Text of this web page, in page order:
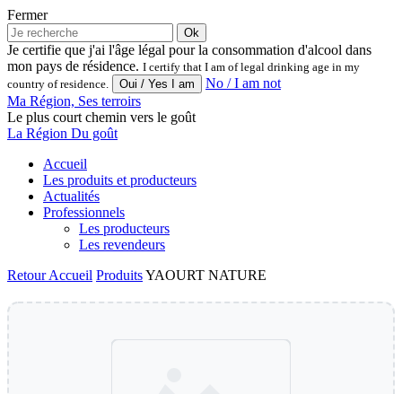
Fermer
Ok
Je certifie que j'ai l'âge légal pour la consommation d'alcool dans
mon pays de résidence. I certify that I am of legal drinking age in my
country of residence.
No / I am not
Ma Région, Ses terroirs
Le plus court chemin vers le goût
La Région Du goût
Accueil
Les produits et producteurs
Actualités
Professionnels
Les producteurs
Les revendeurs
RetourAccueil ProduitsYAOURT NATURE